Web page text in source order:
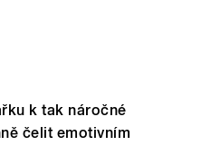
k tak náročné
čelit emotivním